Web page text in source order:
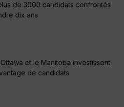
de 3000 candidats confrontés
dix ans
et le Manitoba investissent
de candidats